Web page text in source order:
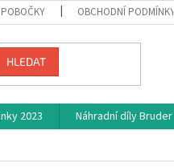
OBCHODNÍ PODMÍNKY
HLEDAT
2023 Náhradní díly Bruder